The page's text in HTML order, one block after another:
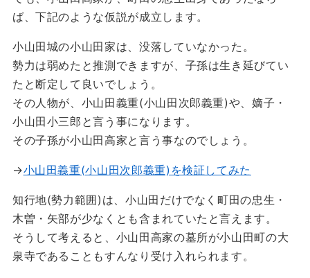
ば、下記のような仮説が成立します。
小山田城の小山田家は、没落していなかった。
勢力は弱めたと推測できますが、子孫は生き延びてい
たと断定して良いでしょう。
その人物が、小山田義重(小山田次郎義重)や、嫡子・
小山田小三郎と言う事になります。
その子孫が小山田高家と言う事なのでしょう。
→小山田義重(小山田次郎義重)を検証してみた
知行地(勢力範囲)は、小山田だけでなく町田の忠生・
木曽・矢部が少なくとも含まれていたと言えます。
そうして考えると、小山田高家の墓所が小山田町の大
泉寺であることもすんなり受け入れられます。